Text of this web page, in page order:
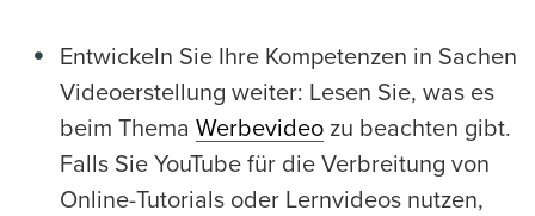
Entwickeln Sie Ihre Kompetenzen in Sachen
Videoerstellung weiter: Lesen Sie, was es
beim Thema Werbevideo zu beachten gibt.
Falls Sie YouTube für die Verbreitung von
Online-Tutorials oder Lernvideos nutzen,